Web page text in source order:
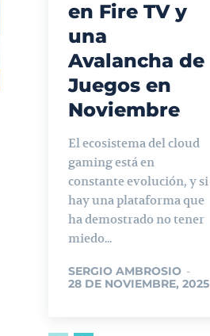
en Fire TV y
una
Avalancha de
Juegos en
Noviembre
El ecosistema del cloud
gaming está en
constante evolución, y si
hay una plataforma que
ha demostrado no tener
miedo...
SERGIO AMBROSIO -
28 DE NOVIEMBRE, 2025